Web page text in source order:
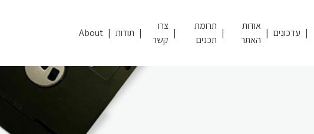
עדכונים
אודות
האתר
תרומת
תכנים
צרו
קשר
תודות About